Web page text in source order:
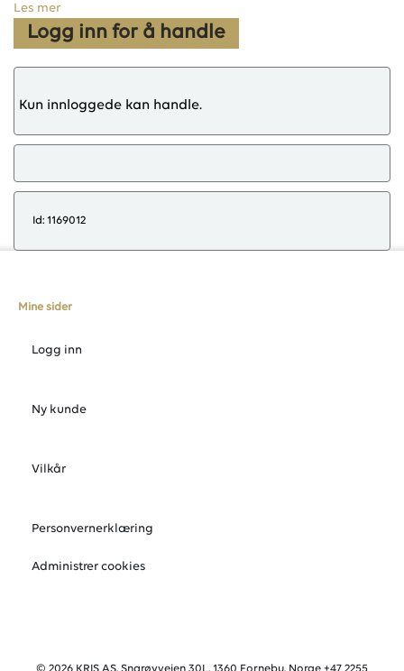
Les mer
Logg inn for å handle
Kun innloggede kan handle.
Id: 1169012
Mine sider
Logg inn
Ny kunde
Vilkår
Personvernerklæring
Administrer cookies